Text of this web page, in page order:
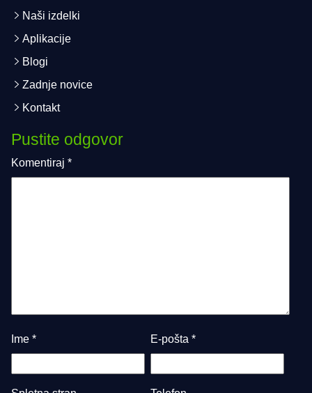
Naši izdelki
Aplikacije
Blogi
Zadnje novice
Kontakt
Pustite odgovor
Komentiraj *
Ime * E-pošta *